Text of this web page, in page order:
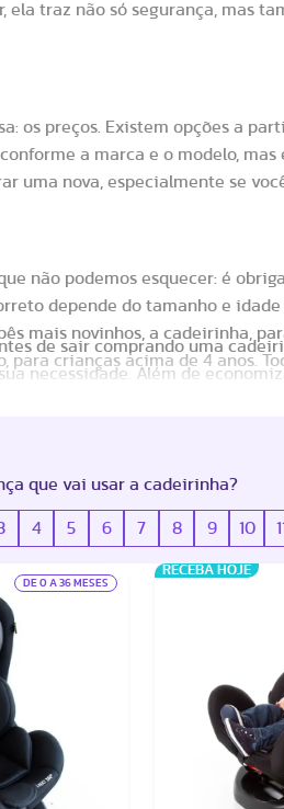
ela traz não só segurança, mas
os preços. Existem opções a
a marca e o modelo,
uma nova, especialmente se
não podemos esquecer: é
depende do tamanho e
mais novinhos, a cadeirinha,
para crianças acima de 4 anos.
de sair comprando uma
necessidade. Além de
do dia, é isso que realmente
que vai usar a cadeirinha?
4 5 6 7 8 9 10
DE 0 A 36 MESES
RECEBA HOJE